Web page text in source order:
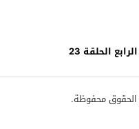
الحلقة 23